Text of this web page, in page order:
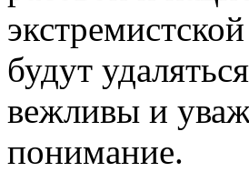
будут
вежливы и
понимание.